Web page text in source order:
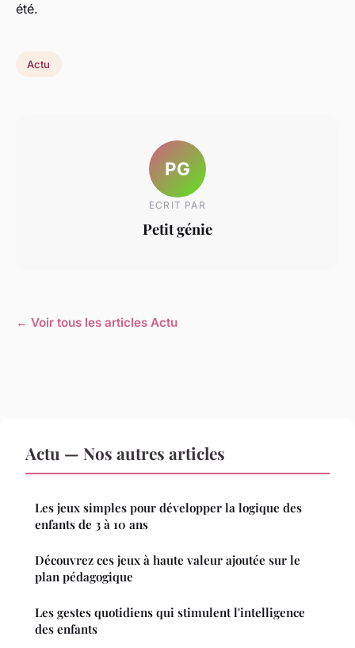
été.
Actu
PG
ECRIT PAR
Petit génie
← Voir tous les articles Actu
Actu — Nos autres articles
Les jeux simples pour développer la logique des
enfants de 3 à 10 ans
Découvrez ces jeux à haute valeur ajoutée sur le
plan pédagogique
Les gestes quotidiens qui stimulent l'intelligence
des enfants